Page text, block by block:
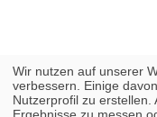
Wir nutzen auf unserer
verbessern. Einige
Nutzerprofil zu